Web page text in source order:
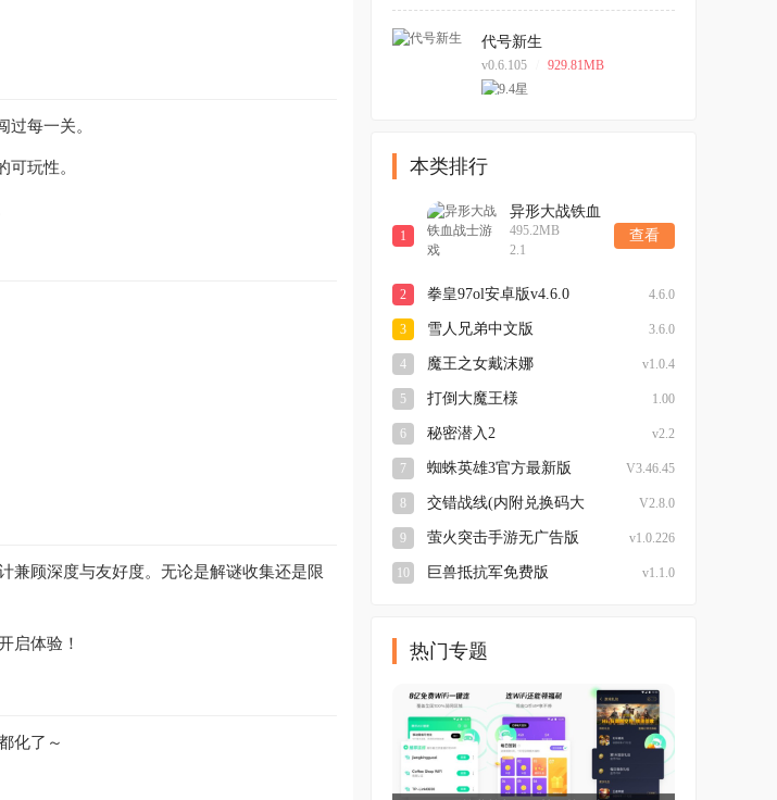
每一关。
玩性。
兼顾深度与友好度。无论是解谜收集还是限
启体验！
化了～
代号新生
v0.6.105 929.81MB
本类排行
1
异形大战铁血
战士游戏
495.2MB
2.1
查看
2 拳皇97ol安卓版v4.6.0 4.6.0
3 雪人兄弟中文版 3.6.0
4 魔王之女戴沫娜 v1.0.4
5 打倒大魔王様 1.00
6 秘密潜入2 v2.2
7 蜘蛛英雄3官方最新版 V3.46.45
8
交错战线(内附兑换码大
V2.8.0
9 萤火突击手游无广告版 v1.0.226
10 巨兽抵抗军免费版 v1.1.0
热门专题